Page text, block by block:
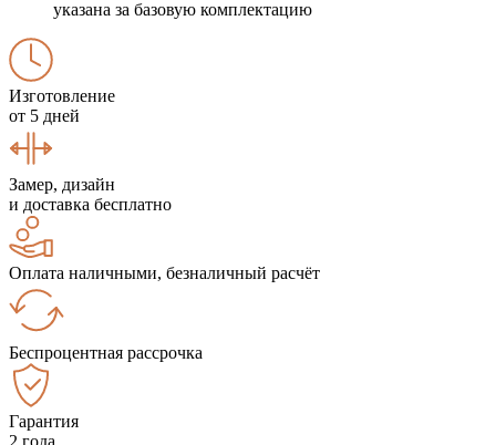
указана за базовую комплектацию
Изготовление
от 5 дней
Замер, дизайн
и доставка бесплатно
Оплата наличными, безналичный расчёт
Беспроцентная рассрочка
Гарантия
2 года